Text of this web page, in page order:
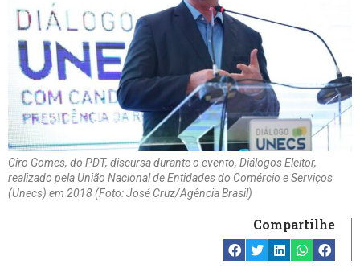
Ciro Gomes, do PDT, discursa durante o evento, Diálogos Eleitor,
realizado pela União Nacional de Entidades do Comércio e Serviços
(Unecs) em 2018 (Foto: José Cruz/Agência Brasil)
Compartilhe